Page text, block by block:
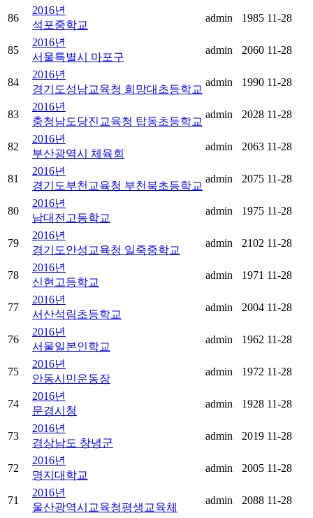
86
2016년
석포중학교
admin 1985 11-28
85
2016년
서울특별시 마포구
admin 2060 11-28
84
2016년
경기도성남교육청 희망대초등학교
admin 1990 11-28
83
2016년
충청남도당진교육청 탑동초등학교
admin 2028 11-28
82
2016년
부산광역시 체육회
admin 2063 11-28
81
2016년
경기도부천교육청 부천북초등학교
admin 2075 11-28
80
2016년
남대전고등학교
admin 1975 11-28
79
2016년
경기도안성교육청 일죽중학교
admin 2102 11-28
78
2016년
신현고등학교
admin 1971 11-28
77
2016년
서산석림초등학교
admin 2004 11-28
76
2016년
서울일본인학교
admin 1962 11-28
75
2016년
안동시민운동장
admin 1972 11-28
74
2016년
문경시청
admin 1928 11-28
73
2016년
경상남도 창녕군
admin 2019 11-28
72
2016년
명지대학교
admin 2005 11-28
71
2016년
울산광역시교육청평생교육체
admin 2088 11-28